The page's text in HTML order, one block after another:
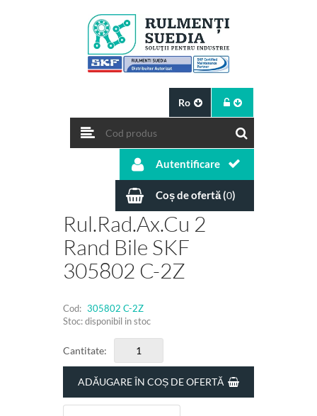
Ro
Autentificare
Coș de ofertă (0)
Rul.rad.ax.cu 2
Rand Bile SKF
305802 C-2Z
Cod: 305802 C-2Z
Stoc: disponibil in stoc
Cantitate: